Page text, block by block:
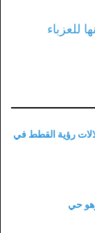
للعزباء
رؤية القطط في
حي